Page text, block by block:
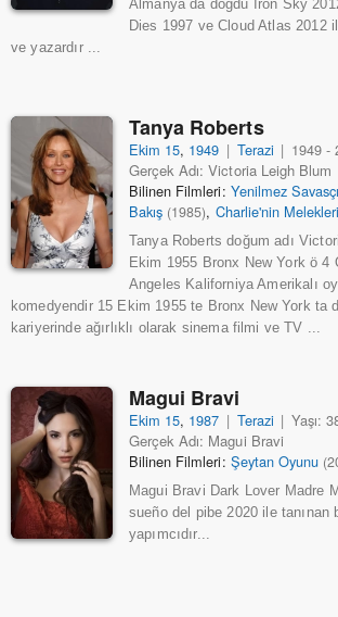
Almanya da doğdu Iron Sky
Dies 1997 ve Cloud Atlas 2012
ve yazardır ...
Tanya Roberts
Ekim 15, 1949 | Terazi | 1949 -
Gerçek Adı: Victoria Leigh Blum
Bilinen Filmleri: Yenilmez Savasçı
Bakış (1985), Charlie'nin Melekleri
Tanya Roberts doğum adı
Ekim 1955 Bronx New York ö 4
Angeles Kaliforniya Amerikalı
komedyendir 15 Ekim 1955 te Bronx New York ta
kariyerinde ağırlıklı olarak sinema filmi ve TV ...
Magui Bravi
Ekim 15, 1987 | Terazi | Yaşı:
Gerçek Adı: Magui Bravi
Bilinen Filmleri: Şeytan Oyunu
Magui Bravi Dark Lover Madre
sueño del pibe 2020 ile tanınan
yapımcıdır...